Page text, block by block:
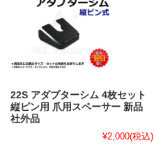
22S アダプターシム 4枚セット
縦ピン用 爪用スペーサー 新品
社外品
¥2,000(税込)